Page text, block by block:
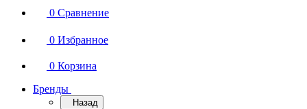
0 Сравнение
0 Избранное
0 Корзина
Бренды
Назад